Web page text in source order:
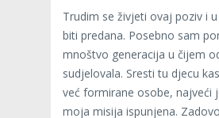
Trudim se živjeti ovaj poziv i
biti predana. Posebno sam
mnoštvo generacija u čijem
sudjelovala. Sresti tu djecu
već formirane osobe, najveći
moja misija ispunjena.